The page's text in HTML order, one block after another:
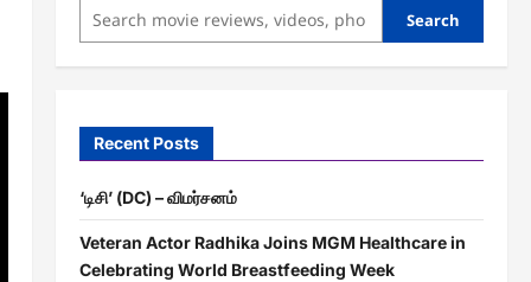
Search
Recent Posts
‘டிசி’ (DC) – விமர்சனம்
Veteran Actor Radhika Joins MGM Healthcare in
Celebrating World Breastfeeding Week